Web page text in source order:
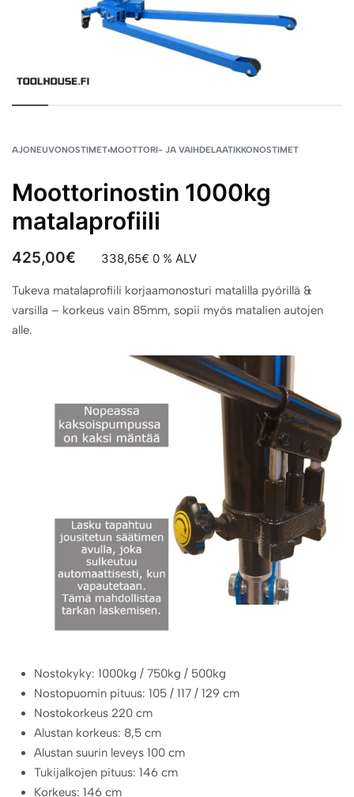
AJONEUVONOSTIMET›MOOTTORI- JA VAIHDELAATIKKONOSTIMET
Moottorinostin 1000kg
matalaprofiili
425,00€ 338,65€ 0 % ALV
Tukeva matalaprofiili korjaamonosturi matalilla pyörillä &
varsilla – korkeus vain 85mm, sopii myös matalien autojen
alle.
Nostokyky: 1000kg / 750kg / 500kg
Nostopuomin pituus: 105 / 117 / 129 cm
Nostokorkeus 220 cm
Alustan korkeus: 8,5 cm
Alustan suurin leveys 100 cm
Tukijalkojen pituus: 146 cm
Korkeus: 146 cm